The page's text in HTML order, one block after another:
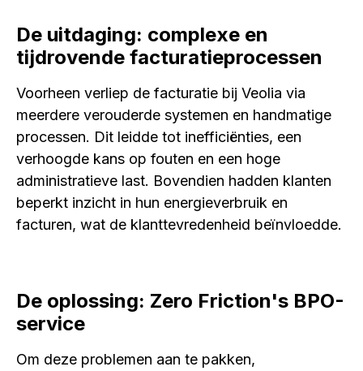
De uitdaging: complexe en
tijdrovende facturatieprocessen
Voorheen verliep de facturatie bij Veolia via
meerdere verouderde systemen en handmatige
processen. Dit leidde tot inefficiënties, een
verhoogde kans op fouten en een hoge
administratieve last. Bovendien hadden klanten
beperkt inzicht in hun energieverbruik en
facturen, wat de klanttevredenheid beïnvloedde.
De oplossing: Zero Friction's BPO-
service
Om deze problemen aan te pakken,